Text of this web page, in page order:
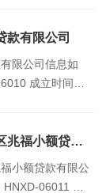
款有限公司
限公司信息如
成立时间：2
岳阳城陵矶临港产业新区兆福小额贷款有限公司
小额贷款有限公
06011 成